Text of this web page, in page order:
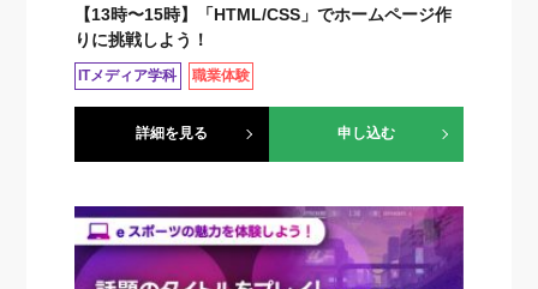
【13時〜15時】「HTML/CSS」でホームページ作
りに挑戦しよう！
ITメディア学科 職業体験
詳細を見る 申し込む